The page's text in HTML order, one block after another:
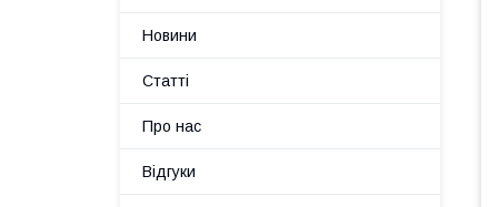
Новини
Статті
Про нас
Відгуки